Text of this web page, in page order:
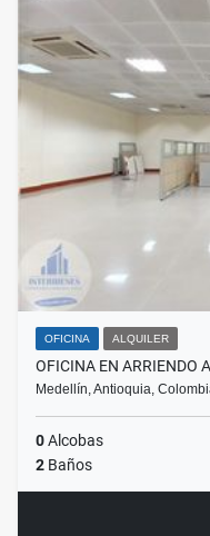
OFICINA ALQUILER
OFICINA EN ARRIENDO
Medellín, Antioquia,
0Alcobas
2 Baños